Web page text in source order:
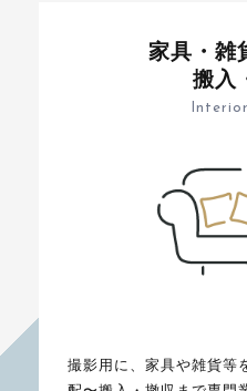
家具・雑
搬入
撮影用に、家具や雑貨等